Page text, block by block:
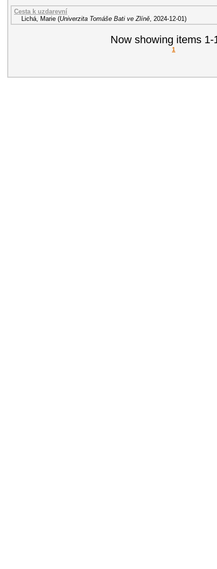
Cesta k uzdarevní
Lichá, Marie (Univerzita Tomáše Bati ve Zlíně, 2024-12-01)
Now showing items 1-
1